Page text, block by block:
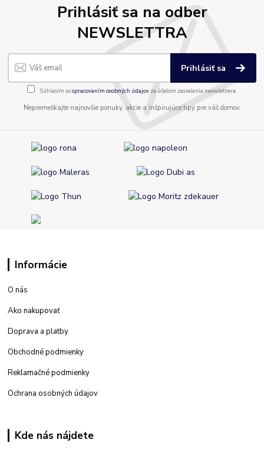
Prihlásiť sa na odber
NEWSLETTRA
Prihlásiť sa
Súhlasím sospracovaním osobných údajov za účelom zasielania newslettera.
Nepremeškajte najnovšie ponuky, akcie a inšpirujúce tipy pre váš domov.
Informácie
O nás
Ako nakupovať
Doprava a platby
Obchodné podmienky
Reklamačné podmienky
Ochrana osobných údajov
Kde nás nájdete